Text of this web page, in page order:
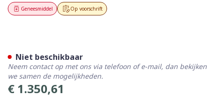
Op voorschrift
Geneesmiddel
€ 1.350,61
Niet beschikbaar
Neem contact op met ons via telefoon of e-mail, dan bekijken
we samen de mogelijkheden.